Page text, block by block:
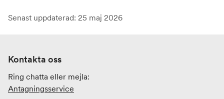
Senast uppdaterad: 25 maj 2026
Kontakta oss
Ring chatta eller mejla:
Antagningsservice